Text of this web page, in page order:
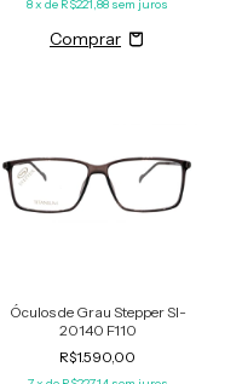
8x de R$221,88 sem juros
Óculos de Grau Stepper SI-
20140 F110
R$1.590,00